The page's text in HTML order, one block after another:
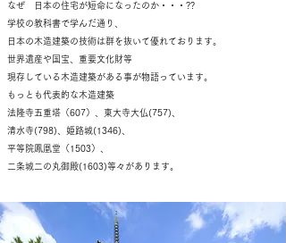
なぜ 日本の住宅が短命になったのか・・・??
学校の教科書で学んだ通り、
日本の木造建築の技術は群を抜いて優れております。
世界遺産や国宝、重要文化財等
現存している木造建築がある事が物語っています。
もっとも代表的な木造建築
法隆寺五重塔（607）、東大寺大仏(757)、
清水寺(798)、姫路城(1346)、
平等院鳳凰堂（1503）、
二条城二の丸御殿(1603)等々があります。